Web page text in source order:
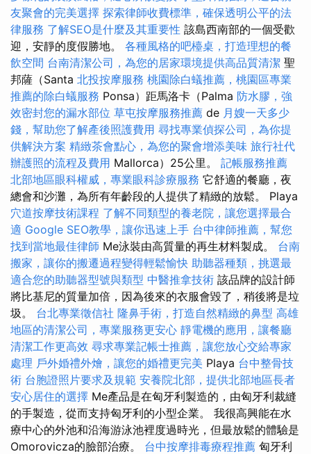
友聚會的完美選擇 探索律師收費標準，確保透明公平的法
律服務 了解SEO是什麼及其重要性 該島西南部的一個受歡
迎，安靜的度假勝地。 各種風格的吧檯桌，打造理想的餐
飲空間 台南清潔公司，為您的居家環境提供高品質清潔 聖
邦薩（Santa 北投按摩服務 桃園除白蟻推薦，桃園區專業
推薦的除白蟻服務 Ponsa）距馬洛卡（Palma 防水膠，強
效密封您的漏水部位 草屯按摩服務推薦 de 月嫂一天多少
錢，幫助您了解產後照護費用 尋找專業偵探公司，為你提
供解決方案 精緻茶會點心，為您的聚會增添美味 旅行社代
辦護照的流程及費用 Mallorca）25公里。 記帳服務推薦
北部地區眼科權威，專業眼科診療服務 它舒適的餐廳，夜
總會和沙灘，為所有年齡段的人提供了精緻的放鬆。 Playa
穴道按摩技術課程 了解不同類型的養老院，讓您選擇最合
適 Google SEO教學，讓你迅速上手 台中律師推薦，幫您
找到當地最佳律師 Me泳裝由高質量的再生材料製成。 台南
搬家，讓你的搬遷過程變得輕鬆愉快 助聽器種類，挑選最
適合您的助聽器型號與類型 中醫推拿技術 該品牌的設計師
將比基尼的質量加倍，因為後來的衣服會毀了，稍後將是垃
圾。 台北專業徵信社 隆鼻手術，打造自然精緻的鼻型 高雄
地區的清潔公司，專業服務更安心 靜電機的應用，讓餐廳
清潔工作更高效 尋求專業記帳士推薦，讓您放心交給專家
處理 戶外婚禮外燴，讓您的婚禮更完美 Playa 台中整骨技
術 台胞證照片要求及規範 安養院北部，提供北部地區長者
安心居住的選擇 Me產品是在匈牙利製造的，由匈牙利裁縫
的手製造，從而支持匈牙利的小型企業。 我很高興能在水
療中心的外池和沿海游泳池裡度過時光，但最放鬆的體驗是
Omorovicza的臉部治療。 台中按摩排毒療程推薦 匈牙利